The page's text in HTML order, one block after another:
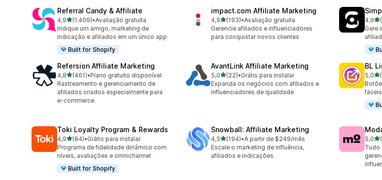
Referral Candy & Affiliate
4,9de 5 estrelas
(1.409)
1409 avaliações ao todo
•Avaliação gratuita
Indique um amigo, marketing de
indicação e afiliados em um único app
Built for Shopify
impact.com Affiliate Marketing
4,5de 5 estrelas
(193)
193 avaliações ao todo
•Avaliação gratuita
Gerencie afiliados e influenciadores
para conquistar novos clientes
4,9
117
Gere
Refersion Affiliate Marketing
4,8de 5 estrelas
(461)
461 avaliações ao todo
•Plano gratuito disponível
Rastreamento e gerenciamento de
afiliados criados especialmente para
e-commerce.
AvantLink Affiliate Marketing
5,0de 5 estrelas
(22)
22 avaliações ao todo
•Grátis para instalar
Expanda os negócios com afiliados e
influenciadores de qualidade
BL
5,0
18
Toki Loyalty Program & Rewards
4,9de 5 estrelas
(84)
84 avaliações ao todo
•Grátis para instalar
Programa de fidelidade dinâmico com
níveis, avaliações e omnichannel
Built for Shopify
Snowball: Affiliate Marketing
4,5de 5 estrelas
(194)
194 avaliações ao todo
•A partir de $249/mês
Escale o marketing de influência,
afiliados e indicações
5,0
14
Tudo